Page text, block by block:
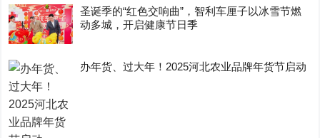
圣诞季的“红色交响曲”，智利车厘子以冰雪节燃
动多城，开启健康节日季
办年货、过大年！2025河北农业品牌年货节启动